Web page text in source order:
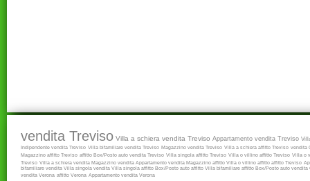
vendita Treviso Villa a schiera vendita Treviso Appartamento vendita Treviso
Indipendente vendita Treviso Villa bifamiliare vendita Treviso Magazzino vendita Treviso Villa a schiera affitto Treviso vendita
Magazzino affitto Treviso affitto Box/Posto auto vendita Treviso Villa singola affitto Treviso Villa o villino affitto Treviso Villa o
Treviso Villa a schiera vendita Magazzino vendita Appartamento vendita Magazzino affitto Villa o villino affitto affitto Treviso
bifamiliare vendita Villa singola vendita Villa singola affitto Box/Posto auto affitto Villa bifamiliare affitto Box/Posto auto vendita
vendita Verona affitto Verona Appartamento vendita Verona